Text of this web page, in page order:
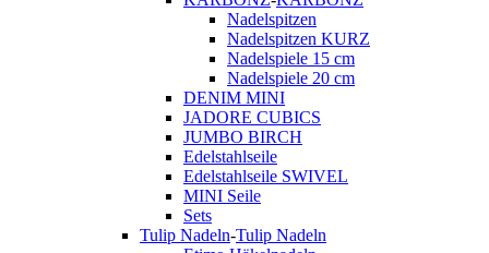
Nadelspitzen
Nadelspitzen KURZ
Nadelspiele 15 cm
Nadelspiele 20 cm
DENIM MINI
JADORE CUBICS
JUMBO BIRCH
Edelstahlseile
Edelstahlseile SWIVEL
MINI Seile
Sets
Tulip Nadeln-Tulip Nadeln